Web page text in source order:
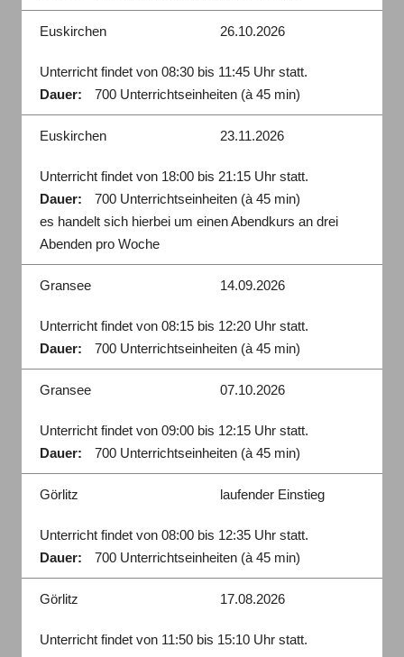
Euskirchen 26.10.2026
Unterricht findet von 08:30 bis 11:45 Uhr statt.
Dauer:
700 Unterrichtseinheiten (à 45 min)
Euskirchen 23.11.2026
Unterricht findet von 18:00 bis 21:15 Uhr statt.
Dauer:
700 Unterrichtseinheiten (à 45 min)
es handelt sich hierbei um einen Abendkurs an drei
Abenden pro Woche
Gransee 14.09.2026
Unterricht findet von 08:15 bis 12:20 Uhr statt.
Dauer:
700 Unterrichtseinheiten (à 45 min)
Gransee 07.10.2026
Unterricht findet von 09:00 bis 12:15 Uhr statt.
Dauer:
700 Unterrichtseinheiten (à 45 min)
Görlitz laufender Einstieg
Unterricht findet von 08:00 bis 12:35 Uhr statt.
Dauer:
700 Unterrichtseinheiten (à 45 min)
Görlitz 17.08.2026
Unterricht findet von 11:50 bis 15:10 Uhr statt.